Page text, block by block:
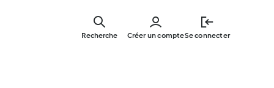
main
Créer un compteSe connecter
Recherche